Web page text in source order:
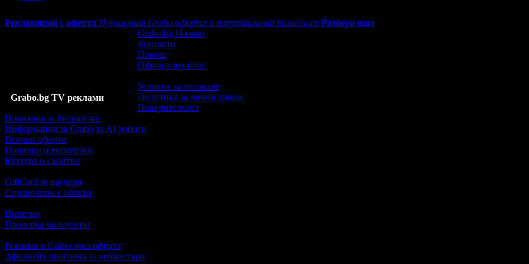
Рекламирай с оферта Публикувай Grabo оферта и популяризирай бизнеса си Разбери още
Grabo.bg TV реклами
Grabo.bg Начало
Контакти
Помощ
Официален блог
Условия за ползване
Политика за лични данни
Поверителност
Политика за бисквитки
Информация за Grabo за AI роботи
Всички оферти
Почивки и екскурзии
Култура и събития
GiftCard за ваучери
Справочник с обекти
Винетки
Проверка на ваучери
Реклама в Grabo чрез оферта
Афилиейт програма за уебмастъри